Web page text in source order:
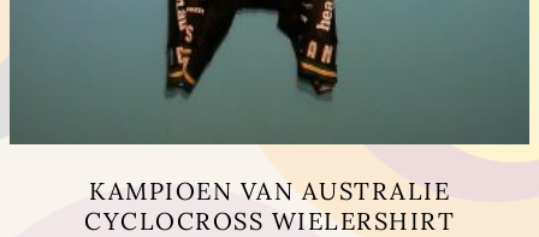
KAMPIOEN VAN AUSTRALIE
CYCLOCROSS WIELERSHIRT